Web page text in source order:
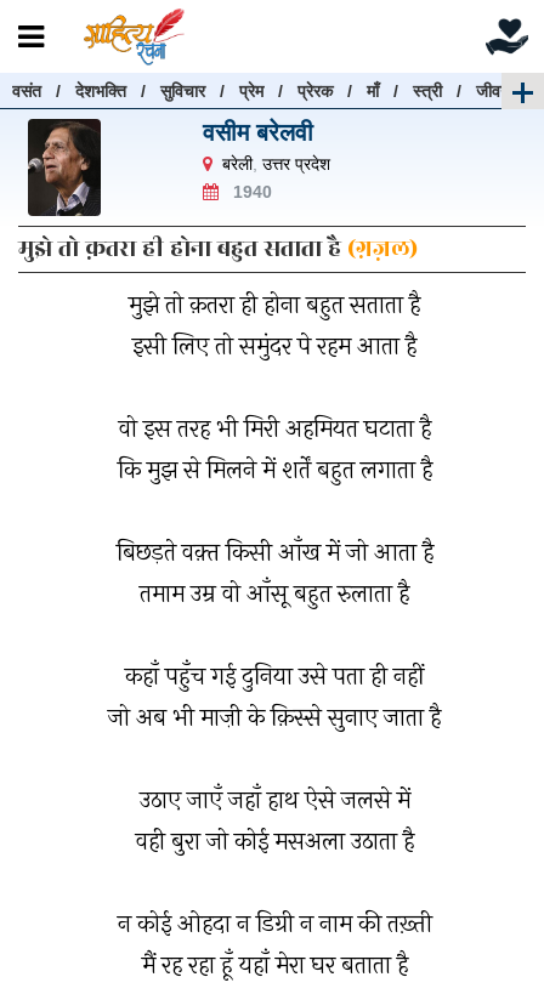
वसंत/देशभक्ति/सुविचार/प्रेम/प्रेरक/माँ/स्त्री/जीवन
वसीम बरेलवी
बरेली, उत्तर प्रदेश
1940
मुझे तो क़तरा ही होना बहुत सताता है(ग़ज़ल)
मुझे तो क़तरा ही होना बहुत सताता है
इसी लिए तो समुंदर पे रहम आता है
वो इस तरह भी मिरी अहमियत घटाता है
कि मुझ से मिलने में शर्तें बहुत लगाता है
बिछड़ते वक़्त किसी आँख में जो आता है
तमाम उम्र वो आँसू बहुत रुलाता है
कहाँ पहुँच गई दुनिया उसे पता ही नहीं
जो अब भी माज़ी के क़िस्से सुनाए जाता है
उठाए जाएँ जहाँ हाथ ऐसे जलसे में
वही बुरा जो कोई मसअला उठाता है
न कोई ओहदा न डिग्री न नाम की तख़्ती
मैं रह रहा हूँ यहाँ मेरा घर बताता है
रचनाएँ खोजें
रचनाएँ खोजने के लिए नीचे दी गई बॉक्स में हिन्दी में लिखें और
"खोजें" बटन पर क्लिक करें
खोजें